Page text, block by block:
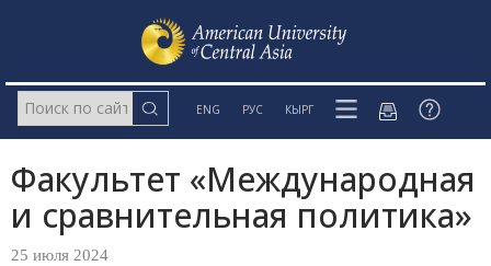
ENG РУС КЫРГ
Факультет «Международная
и сравнительная политика»
25 июля 2024